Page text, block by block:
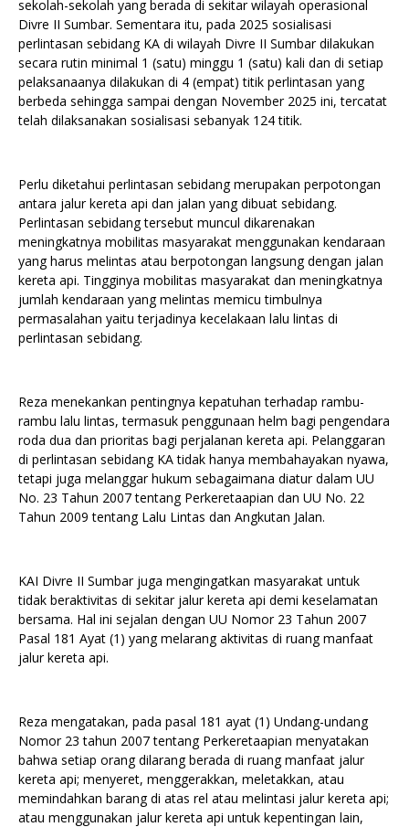
sekolah-sekolah yang berada di sekitar wilayah operasional
Divre II Sumbar. Sementara itu, pada 2025 sosialisasi
perlintasan sebidang KA di wilayah Divre II Sumbar dilakukan
secara rutin minimal 1 (satu) minggu 1 (satu) kali dan di setiap
pelaksanaanya dilakukan di 4 (empat) titik perlintasan yang
berbeda sehingga sampai dengan November 2025 ini, tercatat
telah dilaksanakan sosialisasi sebanyak 124 titik.
Perlu diketahui perlintasan sebidang merupakan perpotongan
antara jalur kereta api dan jalan yang dibuat sebidang.
Perlintasan sebidang tersebut muncul dikarenakan
meningkatnya mobilitas masyarakat menggunakan kendaraan
yang harus melintas atau berpotongan langsung dengan jalan
kereta api. Tingginya mobilitas masyarakat dan meningkatnya
jumlah kendaraan yang melintas memicu timbulnya
permasalahan yaitu terjadinya kecelakaan lalu lintas di
perlintasan sebidang.
Reza menekankan pentingnya kepatuhan terhadap rambu-
rambu lalu lintas, termasuk penggunaan helm bagi pengendara
roda dua dan prioritas bagi perjalanan kereta api. Pelanggaran
di perlintasan sebidang KA tidak hanya membahayakan nyawa,
tetapi juga melanggar hukum sebagaimana diatur dalam UU
No. 23 Tahun 2007 tentang Perkeretaapian dan UU No. 22
Tahun 2009 tentang Lalu Lintas dan Angkutan Jalan.
KAI Divre II Sumbar juga mengingatkan masyarakat untuk
tidak beraktivitas di sekitar jalur kereta api demi keselamatan
bersama. Hal ini sejalan dengan UU Nomor 23 Tahun 2007
Pasal 181 Ayat (1) yang melarang aktivitas di ruang manfaat
jalur kereta api.
Reza mengatakan, pada pasal 181 ayat (1) Undang-undang
Nomor 23 tahun 2007 tentang Perkeretaapian menyatakan
bahwa setiap orang dilarang berada di ruang manfaat jalur
kereta api; menyeret, menggerakkan, meletakkan, atau
memindahkan barang di atas rel atau melintasi jalur kereta api;
atau menggunakan jalur kereta api untuk kepentingan lain,